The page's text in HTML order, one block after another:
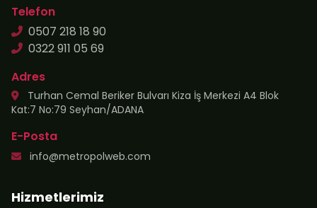
Telefon
0507 218 18 90
0322 911 05 69
Adres
Turhan Cemal Beriker Bulvarı Kiza İş Merkezi A4 Blok
Kat:7 No:79 Seyhan/ADANA
E-Posta
info@metropolweb.com
Hizmetlerimiz